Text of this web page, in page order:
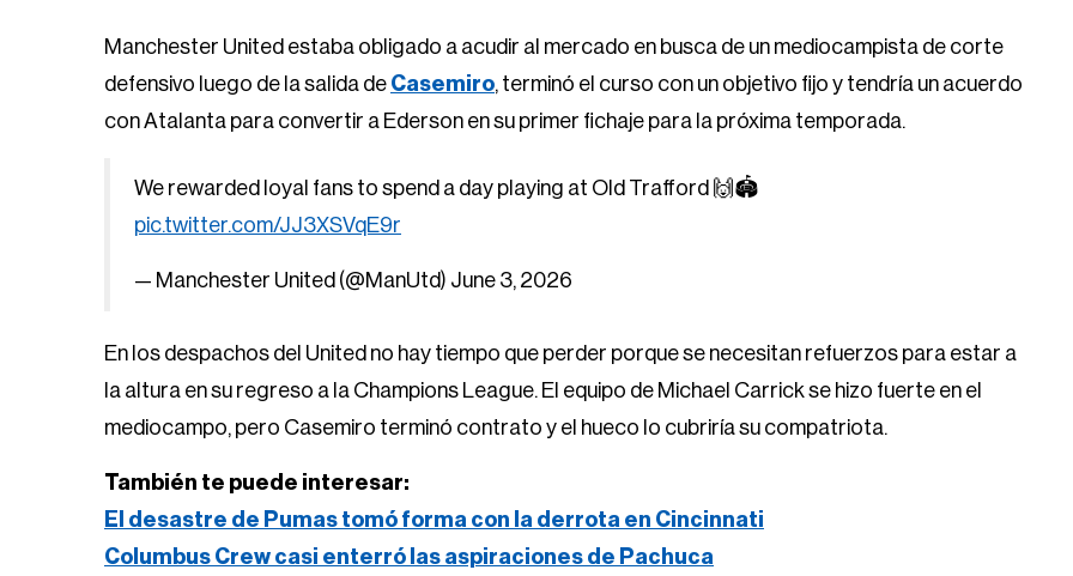
Manchester United estaba obligado a acudir al mercado en busca de un mediocampista de corte
defensivo luego de la salida de Casemiro, terminó el curso con un objetivo fijo y tendría un acuerdo
con Atalanta para convertir a Ederson en su primer fichaje para la próxima temporada.
We rewarded loyal fans to spend a day playing at Old Trafford 🙌🏟️
pic.twitter.com/JJ3XSVqE9r
— Manchester United (@ManUtd) June 3, 2026
En los despachos del United no hay tiempo que perder porque se necesitan refuerzos para estar a
la altura en su regreso a la Champions League. El equipo de Michael Carrick se hizo fuerte en el
mediocampo, pero Casemiro terminó contrato y el hueco lo cubriría su compatriota.
También te puede interesar:
El desastre de Pumas tomó forma con la derrota en Cincinnati
Columbus Crew casi enterró las aspiraciones de Pachuca